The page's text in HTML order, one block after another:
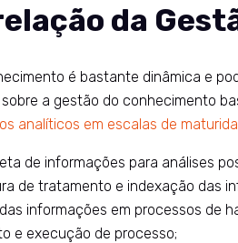
da
é bastante dinâmica e
a gestão do conhecimento
analíticos em escalas de
de informações para análises
de tratamento e indexação das
informações em processos de
e execução de processo;